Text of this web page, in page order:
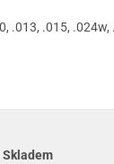
.013, .015, .024w,
Skladem